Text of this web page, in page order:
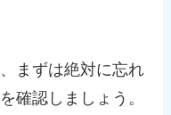
まずは絶対に忘れ
確認しましょう。